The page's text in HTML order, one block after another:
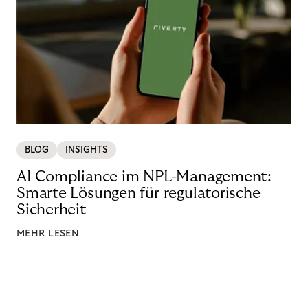
BLOG INSIGHTS
AI Compliance im NPL-Management:
Smarte Lösungen für regulatorische
Sicherheit
MEHR LESEN